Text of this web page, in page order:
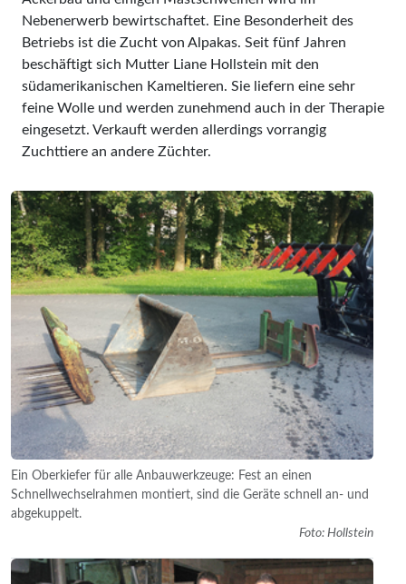
Nebenerwerb bewirtschaftet. Eine Besonderheit des
Betriebs ist die Zucht von Alpakas. Seit fünf Jahren
beschäftigt sich Mutter Liane Hollstein mit den
südamerikanischen Kameltieren. Sie liefern eine sehr
feine Wolle und werden zunehmend auch in der Therapie
eingesetzt. Verkauft werden allerdings vorrangig
Zuchttiere an andere Züchter.
Ein Oberkiefer für alle Anbauwerkzeuge: Fest an einen
Schnellwechselrahmen montiert, sind die Geräte schnell an- und
abgekuppelt.
Foto: Hollstein